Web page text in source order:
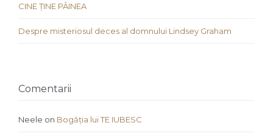
CINE ȚINE PÂINEA
Despre misteriosul deces al domnului Lindsey Graham
Comentarii
Neele on Bogăția lui TE IUBESC